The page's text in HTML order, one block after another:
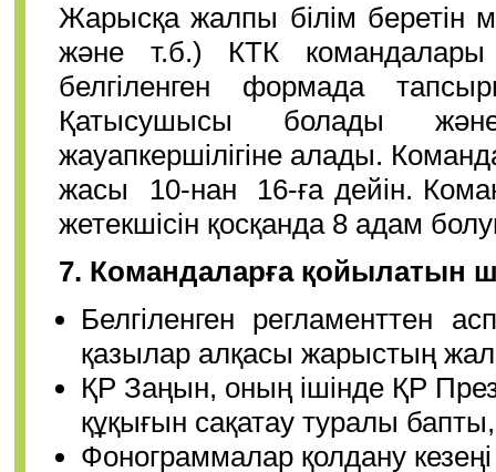
Жарысқа жалпы білім беретін
және т.б.) КТК командалары
белгіленген формада
Қатысушысы болады
жауапкершілігіне алады.
жасы 10-нан 16-ға дейін.
жетекшісін қосқанда 8 адам
7. Командаларға қойылатын
Белгіленген регламенттен
қазылар алқасы жарыстың
ҚР Заңын, оның ішінде ҚР
құқығын сақатау туралы
Фонограммалар қолдану